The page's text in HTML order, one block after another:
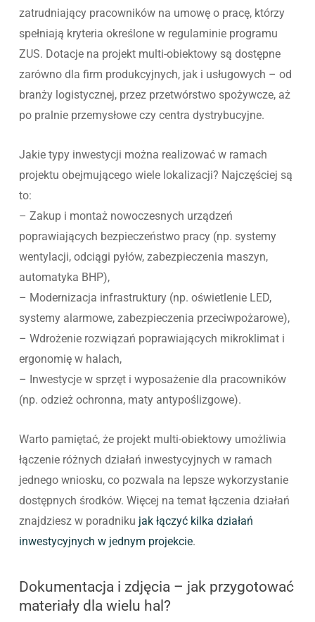
zatrudniający pracowników na umowę o pracę, którzy
spełniają kryteria określone w regulaminie programu
ZUS. Dotacje na projekt multi-obiektowy są dostępne
zarówno dla firm produkcyjnych, jak i usługowych – od
branży logistycznej, przez przetwórstwo spożywcze, aż
po pralnie przemysłowe czy centra dystrybucyjne.
Jakie typy inwestycji można realizować w ramach
projektu obejmującego wiele lokalizacji? Najczęściej są
to:
– Zakup i montaż nowoczesnych urządzeń
poprawiających bezpieczeństwo pracy (np. systemy
wentylacji, odciągi pyłów, zabezpieczenia maszyn,
automatyka BHP),
– Modernizacja infrastruktury (np. oświetlenie LED,
systemy alarmowe, zabezpieczenia przeciwpożarowe),
– Wdrożenie rozwiązań poprawiających mikroklimat i
ergonomię w halach,
– Inwestycje w sprzęt i wyposażenie dla pracowników
(np. odzież ochronna, maty antypoślizgowe).
Warto pamiętać, że projekt multi-obiektowy umożliwia
łączenie różnych działań inwestycyjnych w ramach
jednego wniosku, co pozwala na lepsze wykorzystanie
dostępnych środków. Więcej na temat łączenia działań
znajdziesz w poradniku jak łączyć kilka działań
inwestycyjnych w jednym projekcie.
Dokumentacja i zdjęcia – jak przygotować
materiały dla wielu hal?